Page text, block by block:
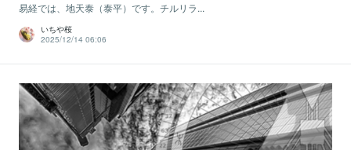
易経では、地天泰（泰平）です。チルリラ...
いちや桜
2025/12/14 06:06